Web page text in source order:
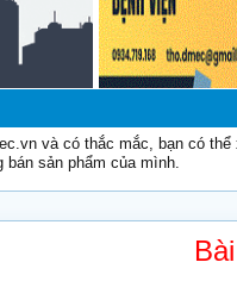
và có thắc mắc, bạn có
bán sản phẩm của mình.